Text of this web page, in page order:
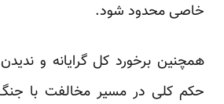
خاصی محدود شود.
همچنین برخورد کل گرایانه و
حکم کلی در مسیر مخالفت با